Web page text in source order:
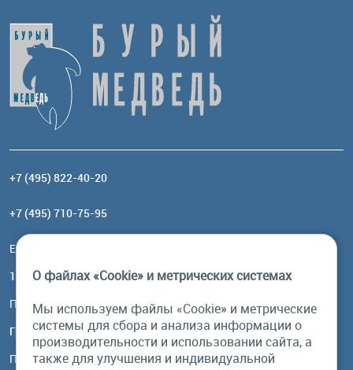
+7 (495) 822-40-20
+7 (495) 710-75-95
Email:
117485, Москва, ул. Профсоюзная, 84/32, корп 1
Посмотреть на карте
График работы
Пн-Пт: с 10:00 до 18:00
О файлах «Cookie» и метрических системах
Мы используем файлы «Cookie» и метрические
системы для сбора и анализа информации о
производительности и использовании сайта, а
также для улучшения и индивидуальной